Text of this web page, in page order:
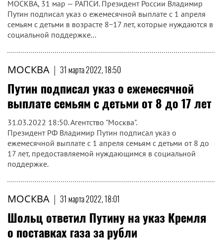
МОСКВА, 31 мар — РАПСИ. Президент России Владимир
Путин подписал указ о ежемесячной выплате с 1 апреля
семьям с детьми в возрасте 8−17 лет, которые нуждаются в
социальной поддержке...
МОСКВА | 31 марта 2022, 18:50
Путин подписал указ о ежемесячной
выплате семьям с детьми от 8 до 17 лет
31.03.2022 18:50. Агентство "Москва".
Президент РФ Владимир Путин подписал указ о
ежемесячной выплате с 1 апреля семьям с детьми от 8 до
17 лет, предоставляемой нуждающимся в социальной
поддержке.
МОСКВА | 31 марта 2022, 18:01
Шольц ответил Путину на указ Кремля
о поставках газа за рубли